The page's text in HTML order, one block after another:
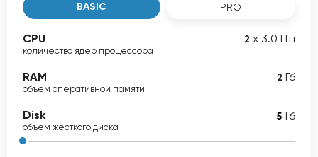
BASIC PRO
CPU
количество ядер процессора
2 х 3.0 ГГц
RAM
объем оперативной памяти
2 Гб
Disk
объем жесткого диска
Гб